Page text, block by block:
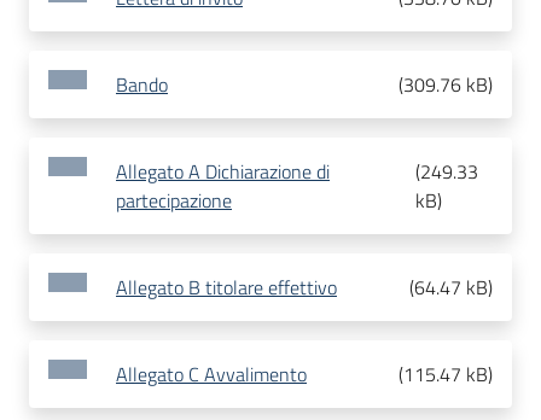
Bando (309.76 kB)
Allegato A Dichiarazione di
partecipazione
(249.33
kB)
Allegato B titolare effettivo (64.47 kB)
Allegato C Avvalimento (115.47 kB)